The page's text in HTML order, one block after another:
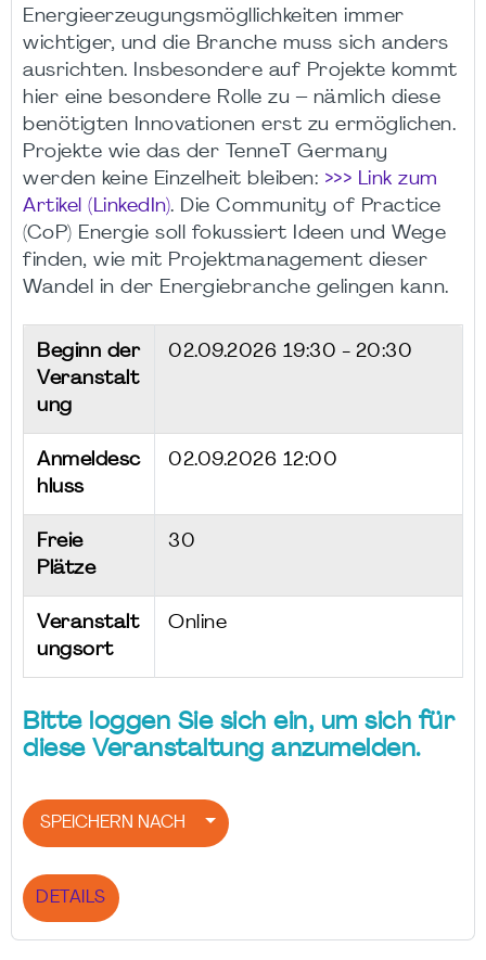
Energieerzeugungsmögllichkeiten immer
wichtiger, und die Branche muss sich anders
ausrichten. Insbesondere auf Projekte kommt
hier eine besondere Rolle zu – nämlich diese
benötigten Innovationen erst zu ermöglichen.
Projekte wie das der TenneT Germany
werden keine Einzelheit bleiben: >>> Link zum
Artikel (LinkedIn). Die Community of Practice
(CoP) Energie soll fokussiert Ideen und Wege
finden, wie mit Projektmanagement dieser
Wandel in der Energiebranche gelingen kann.
Beginn der
Veranstalt
ung
02.09.2026 19:30 - 20:30
Anmeldesc
hluss
02.09.2026 12:00
Freie
Plätze
30
Veranstalt
ungsort
Online
Bitte loggen Sie sich ein, um sich für
diese Veranstaltung anzumelden.
SPEICHERN NACH
DETAILS